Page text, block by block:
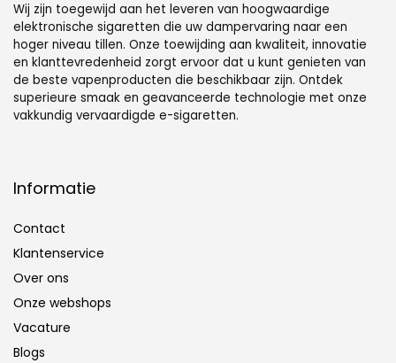
Wij zijn toegewijd aan het leveren van hoogwaardige
elektronische sigaretten die uw dampervaring naar een
hoger niveau tillen. Onze toewijding aan kwaliteit, innovatie
en klanttevredenheid zorgt ervoor dat u kunt genieten van
de beste vapenproducten die beschikbaar zijn. Ontdek
superieure smaak en geavanceerde technologie met onze
vakkundig vervaardigde e-sigaretten.
Informatie
Contact
Klantenservice
Over ons
Onze webshops
Vacature
Blogs